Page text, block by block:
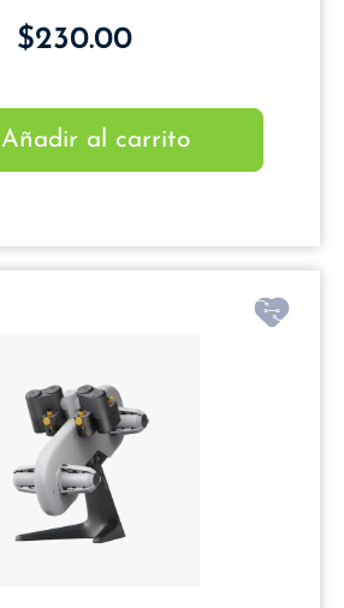
$230.00
Añadir al carrito